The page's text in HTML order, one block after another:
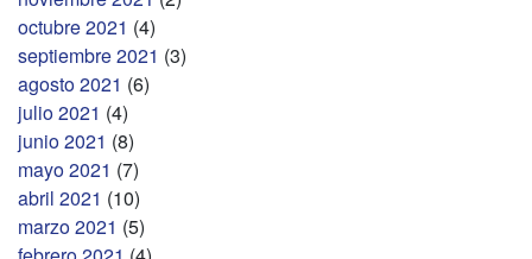
octubre 2021 (4)
septiembre 2021 (3)
agosto 2021 (6)
julio 2021 (4)
junio 2021 (8)
mayo 2021 (7)
abril 2021 (10)
marzo 2021 (5)